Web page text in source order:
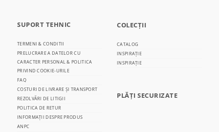
SUPORT TEHNIC
TERMENI & CONDITII
PRELUCRARE A DATELOR CU
CARACTER PERSONAL & POLITICA
PRIVIND COOKIE-URILE
FAQ
COSTURI DE LIVRARE ȘI TRANSPORT
REZOLVĂRI DE LITIGII
POLITICA DE RETUR
INFORMAȚII DESPRE PRODUS
ANPC
COLECȚII
CATALOG
INSPIRAȚIE
INSPIRAȚIE
PLĂȚI SECURIZATE